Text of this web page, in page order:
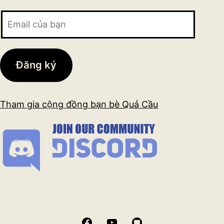
bạn
Đăng ký
Tham gia cộng đồng bạn bè Quả Cầu
FacebookYouTube